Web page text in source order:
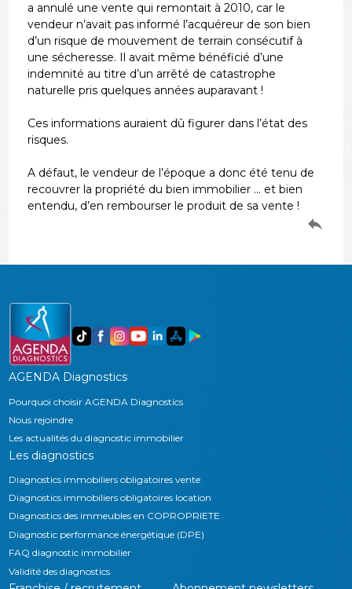
a annulé une vente qui remontait à 2010, car le
vendeur n’avait pas informé l’acquéreur de son bien
d’un risque de mouvement de terrain consécutif à
une sécheresse. Il avait même bénéficié d’une
indemnité au titre d’un arrêté de catastrophe
naturelle pris quelques années auparavant !
Ces informations auraient dû figurer dans l’état des
risques.
A défaut, le vendeur de l’époque a donc été tenu de
recouvrer la propriété du bien immobilier … et bien
entendu, d’en rembourser le produit de sa vente !
AGENDA Diagnostics
Pourquoi choisir AGENDA Diagnostics
Nous rejoindre
Les actualités du diagnostic immobilier
Les diagnostics
Diagnostics immobiliers obligatoires vente
Diagnostics immobiliers obligatoires location
Diagnostics des immeubles en COPROPRIETE
Diagnostic performance énergétique (DPE)
FAQ diagnostic immobilier
Validité des diagnostics